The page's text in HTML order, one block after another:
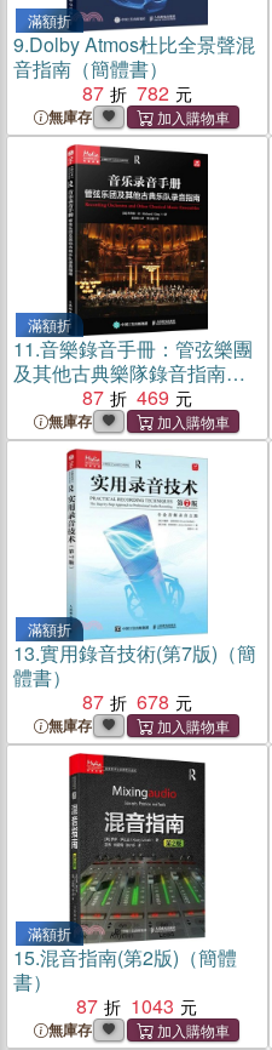
滿額折
9.Dolby Atmos杜比全景聲混
音指南（簡體書）
87
782
無庫存
滿額折
11.音樂錄音手冊：管弦樂團
及其他古典樂隊錄音指南
（簡體書）
87 469
無庫存
滿額折
13.實用錄音技術(第7版)（簡
體書）
87
678
無庫存
滿額折
15.混音指南(第2版)（簡體
書）
87
1043
無庫存